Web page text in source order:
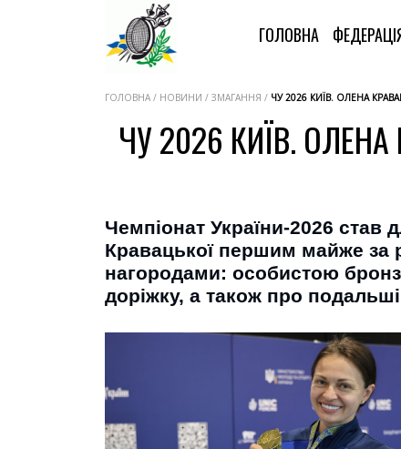
ГОЛОВНА
ГОЛОВНА / НОВИНИ / ЗМАГАННЯ / ЧУ 2026 КИЇВ. ОЛЕНА
ЧУ 2026 КИЇВ.
Чемпіонат України-2026 став
Кравацької першим майже за
нагородами: особистою
доріжку, а також про